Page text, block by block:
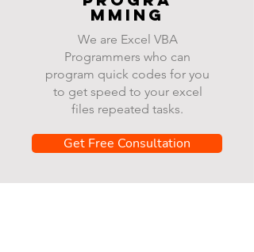
mming
We are Excel VBA
Programmers who can
program quick codes for you
to get speed to your excel
files repeated tasks.
Get Free Consultation